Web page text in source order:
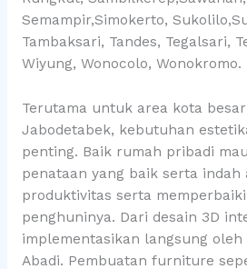
Semampir,Simokerto,
Tambaksari, Tandes, Tegalsari,
Wiyung, Wonocolo, Wonokromo.
Terutama untuk area kota
Jabodetabek, kebutuhan
penting. Baik rumah pribadi
penataan yang baik serta indah
produktivitas serta
penghuninya. Dari desain 3D
implementasikan langsung oleh
Abadi. Pembuatan furniture